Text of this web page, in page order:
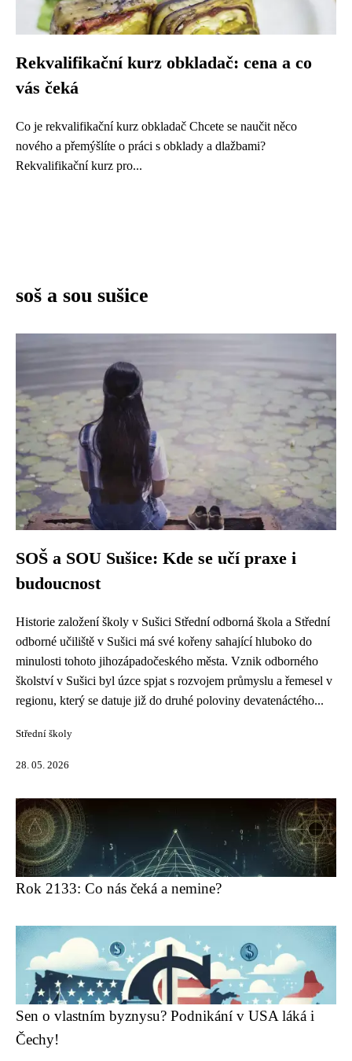
Rekvalifikační kurz obkladač: cena a co
vás čeká
Co je rekvalifikační kurz obkladač Chcete se naučit něco
nového a přemýšlíte o práci s obklady a dlažbami?
Rekvalifikační kurz pro...
soš a sou sušice
SOŠ a SOU Sušice: Kde se učí praxe i
budoucnost
Historie založení školy v Sušici Střední odborná škola a Střední
odborné učiliště v Sušici má své kořeny sahající hluboko do
minulosti tohoto jihozápadočeského města. Vznik odborného
školství v Sušici byl úzce spjat s rozvojem průmyslu a řemesel v
regionu, který se datuje již do druhé poloviny devatenáctého...
Střední školy
28. 05. 2026
Rok 2133: Co nás čeká a nemine?
Sen o vlastním byznysu? Podnikání v USA láká i
Čechy!